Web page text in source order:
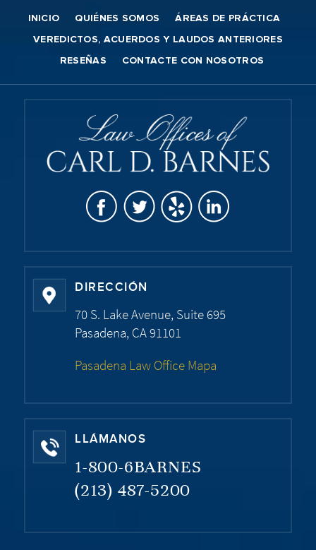
INICIO QUIÉNES SOMOS ÁREAS DE PRÁCTICA
VEREDICTOS, ACUERDOS Y LAUDOS ANTERIORES
RESEÑAS CONTACTE CON NOSOTROS
DIRECCIÓN
70 S. Lake Avenue, Suite 695
Pasadena, CA 91101
Pasadena Law Office Mapa
LLÁMANOS
1-800-6BARNES
(213) 487-5200